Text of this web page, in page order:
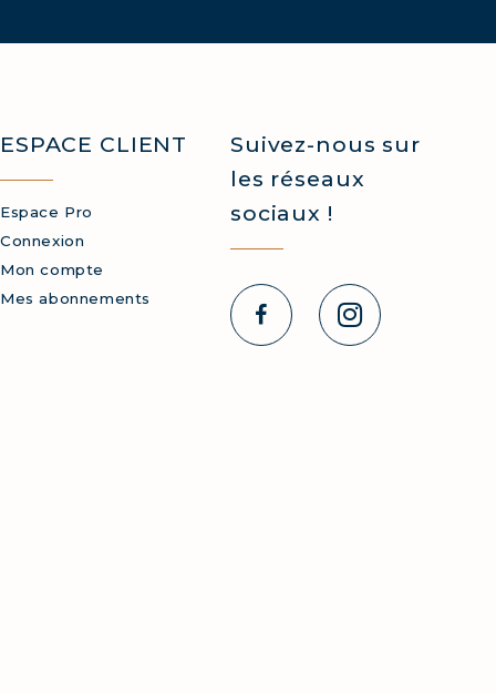
ESPACE CLIENT
Espace Pro
Connexion
Mon compte
Mes abonnements
Suivez-nous sur
les réseaux
sociaux !